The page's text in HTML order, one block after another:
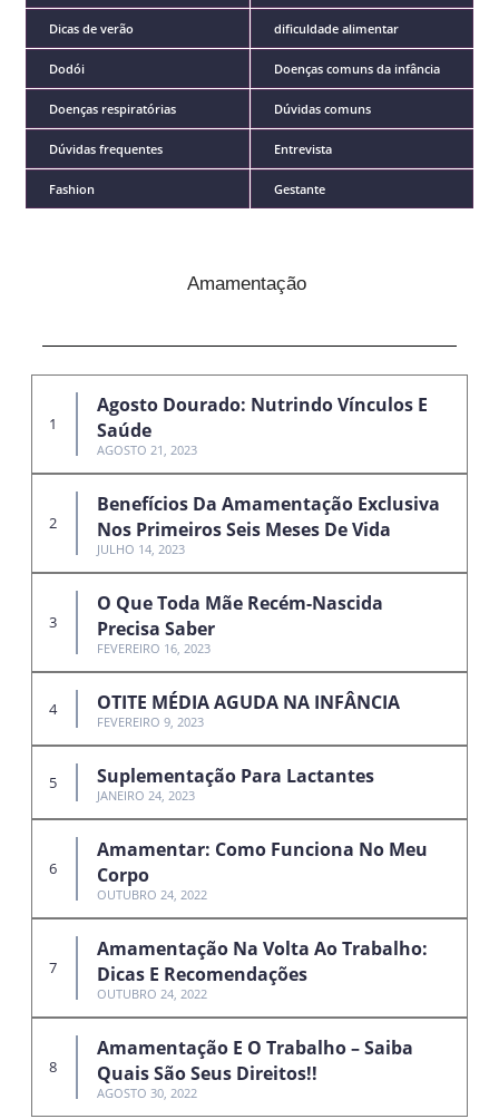
Dicas de verão dificuldade alimentar
Dodói Doenças comuns da infância
Doenças respiratórias Dúvidas comuns
Dúvidas frequentes Entrevista
Fashion Gestante
Amamentação
Agosto Dourado: Nutrindo Vínculos E
Saúde
AGOSTO 21, 2023
Benefícios Da Amamentação Exclusiva
Nos Primeiros Seis Meses De Vida
JULHO 14, 2023
O Que Toda Mãe Recém-Nascida
Precisa Saber
FEVEREIRO 16, 2023
OTITE MÉDIA AGUDA NA INFÂNCIA
FEVEREIRO 9, 2023
Suplementação Para Lactantes
JANEIRO 24, 2023
Amamentar: Como Funciona No Meu
Corpo
OUTUBRO 24, 2022
Amamentação Na Volta Ao Trabalho:
Dicas E Recomendações
OUTUBRO 24, 2022
Amamentação E O Trabalho – Saiba
Quais São Seus Direitos!!
AGOSTO 30, 2022